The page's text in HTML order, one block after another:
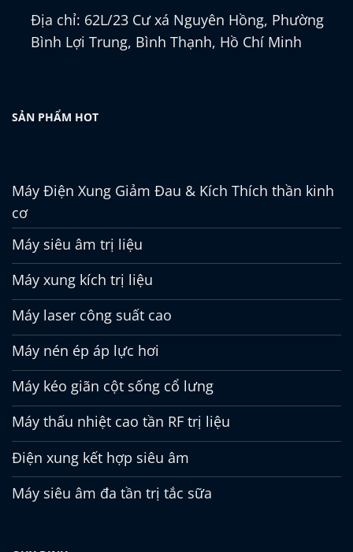
Địa chỉ: 62L/23 Cư xá Nguyên Hồng, Phường
Bình Lợi Trung, Bình Thạnh, Hồ Chí Minh
SẢN PHẨM HOT
Máy Điện Xung Giảm Đau & Kích Thích thần kinh
cơ
Máy siêu âm trị liệu
Máy xung kích trị liệu
Máy laser công suất cao
Máy nén ép áp lực hơi
Máy kéo giãn cột sống cổ lưng
Máy thấu nhiệt cao tần RF trị liệu
Điện xung kết hợp siêu âm
Máy siêu âm đa tần trị tắc sữa